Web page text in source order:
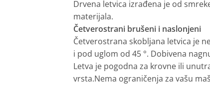
Drvena letvica izrađena je od
materijala.
Četverostrani brušeni i naslonjeni
Četverostrana skobljana letvica je
i pod uglom od 45 °. Dobivena
Letva je pogodna za krovne ili
vrsta.Nema ograničenja za vašu